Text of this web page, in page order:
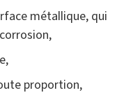
métallique, qui
proportion,